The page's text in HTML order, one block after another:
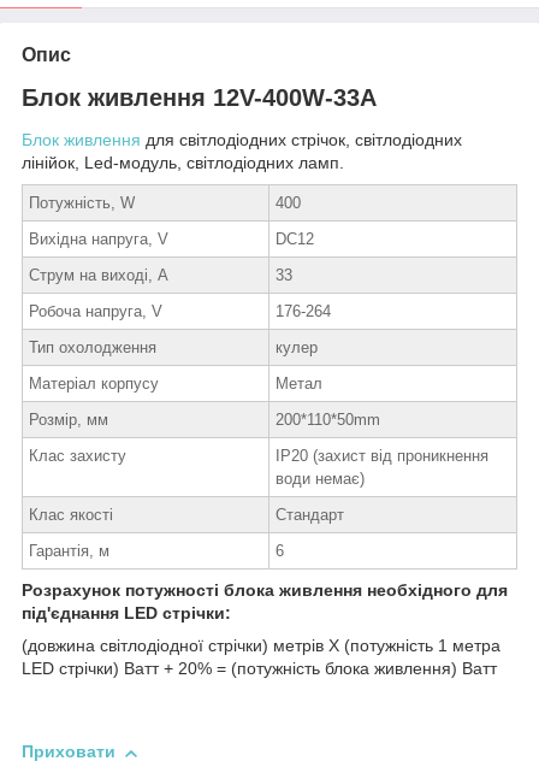
Опис
Блок живлення 12V-400W-33А
Блок живлення для світлодіодних стрічок, світлодіодних
лінійок, Led-модуль, світлодіодних ламп.
Потужність, W
400
Вихідна напруга, V
DC12
Струм на виході, А
33
Робоча напруга, V
176-264
Тип охолодження
кулер
Матеріал корпусу
Метал
Розмір, мм
200*110*50mm
Клас захисту
IP20 (захист від проникнення
води немає)
Клас якості
Стандарт
Гарантія, м
6
Розрахунок потужності блока живлення необхідного для
під'єднання LED стрічки:
(довжина світлодіодної стрічки) метрів Х (потужність 1 метра
LED стрічки) Ватт + 20% = (потужність блока живлення) Ватт
Приховати